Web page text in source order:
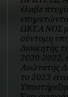
έλαβε
ΩΚΕΑΝΟΣ
σύντομη
Διοικητής
2020-2022,
Ανώτατης
το 2023